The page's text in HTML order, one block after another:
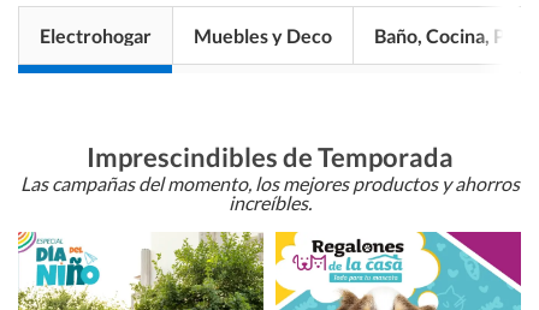
Electrohogar Muebles y Deco Baño, Cocina, Pisos
Imprescindibles de Temporada
Las campañas del momento, los mejores productos y ahorros
increíbles.